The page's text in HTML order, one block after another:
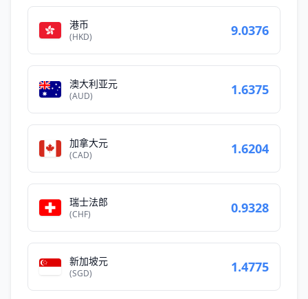
港币
(HKD) 9.0376
澳大利亚元
(AUD) 1.6375
加拿大元
(CAD) 1.6204
瑞士法郎
(CHF) 0.9328
新加坡元
(SGD) 1.4775